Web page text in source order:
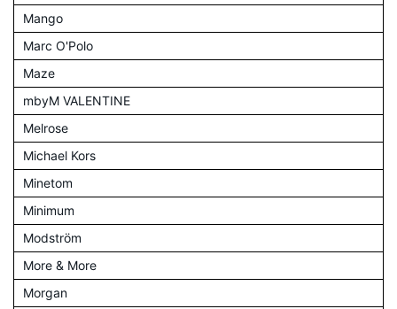
Mango
Marc O'Polo
Maze
mbyM VALENTINE
Melrose
Michael Kors
Minetom
Minimum
Modström
More & More
Morgan